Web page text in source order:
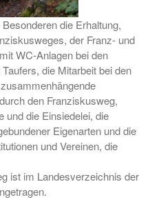
die Erhaltung,
der Franz- und
WC-Anlagen bei den
die Mitarbeit bei den
den Franziskusweg,
und die Einsiedelei, die
Eigenarten und die
und Vereinen, die
ist im Landesverzeichnis der